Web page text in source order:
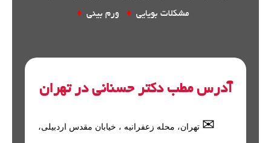
مشکلات بویایی ♦ ورم بینی ♦
آدرس مطب دکتر حسنانی در تهران
✉ تهران، محله زعفرانیه ، خیابان مقدس اردبیلی،